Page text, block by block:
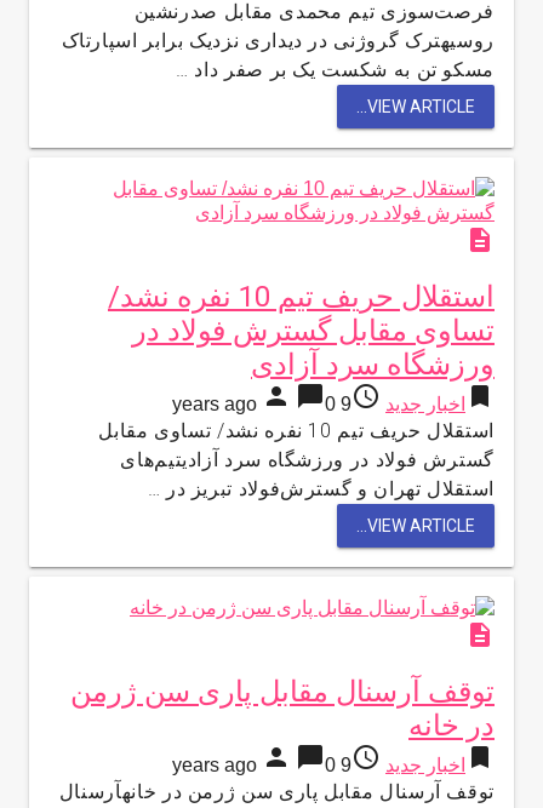
فرصت‌سوزی تیم محمدی مقابل صدرنشین
روسیهترک گروژنی در دیداری نزدیک برابر اسپارتاک
مسکو تن به شکست یک بر صفر داد …
VIEW ARTICLE...
description
استقلال حریف تیم 10 نفره نشد/
تساوی مقابل گسترش فولاد در
ورزشگاه سرد آزادی
bookmark اخبار جدید access_time
9 years ago
person chat_bubble0
استقلال حریف تیم 10 نفره نشد/ تساوی مقابل
گسترش فولاد در ورزشگاه سرد آزادیتیم‌های
استقلال تهران و گسترش‌فولاد تبریز در …
VIEW ARTICLE...
description
توقف آرسنال مقابل پاری سن ژرمن
در خانه
bookmark اخبار جدید access_time
9 years ago
person chat_bubble0
توقف آرسنال مقابل پاری سن ژرمن در خانهآرسنال